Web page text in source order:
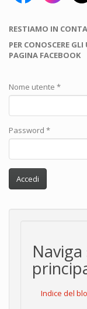
RESTIAMO IN
PER CONOSCERE
PAGINA FACEBOOK
Nome utente *
Password *
Accedi
Indice del